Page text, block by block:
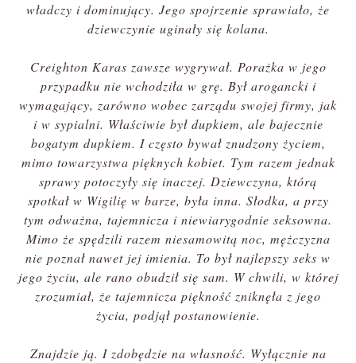
władczy i dominujący. Jego spojrzenie sprawiało, że
dziewczynie uginały się kolana.
Creighton Karas zawsze wygrywał. Porażka w jego
przypadku nie wchodziła w grę. Był arogancki i
wymagający, zarówno wobec zarządu swojej firmy, jak
i w sypialni. Właściwie był dupkiem, ale bajecznie
bogatym dupkiem. I często bywał znudzony życiem,
mimo towarzystwa pięknych kobiet. Tym razem jednak
sprawy potoczyły się inaczej. Dziewczyna, którą
spotkał w Wigilię w barze, była inna. Słodka, a przy
tym odważna, tajemnicza i niewiarygodnie seksowna.
Mimo że spędzili razem niesamowitą noc, mężczyzna
nie poznał nawet jej imienia. To był najlepszy seks w
jego życiu, ale rano obudził się sam. W chwili, w której
zrozumiał, że tajemnicza piękność zniknęła z jego
życia, podjął postanowienie.
Znajdzie ją. I zdobędzie na własność. Wyłącznie na